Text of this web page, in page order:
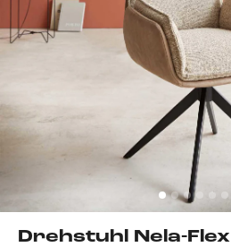
Drehstuhl Nela-Flex